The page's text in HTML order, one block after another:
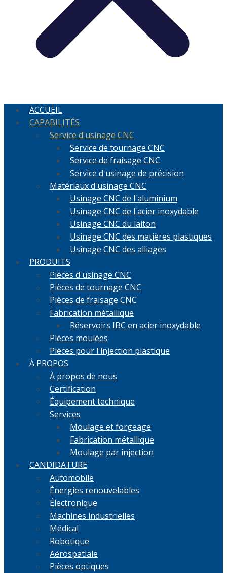
ACCUEIL
CAPABILITÉS
Service d'usinage CNC
Service de tournage CNC
Service de fraisage CNC
Service d'usinage de précision
Matériaux d'usinage CNC
Usinage CNC de l'aluminium
Usinage CNC de l'acier inoxydable
Usinage CNC du laiton
Usinage CNC des matières plastiques
Usinage CNC des alliages
PRODUITS
Pièces d'usinage CNC
Pièces de tournage CNC
Pièces de fraisage CNC
Fabrication métallique
Réservoirs IBC en acier inoxydable
Pièces moulées
Pièces pour l'injection plastique
À PROPOS
À propos de nous
Certification
Équipement technique
Services
Moulage et forgeage
Fabrication métallique
Moulage par injection
CANDIDATURE
Automobile
Énergies renouvelables
Électronique
Machines industrielles
Médical
Robotique
Aérospatiale
Pièces optiques